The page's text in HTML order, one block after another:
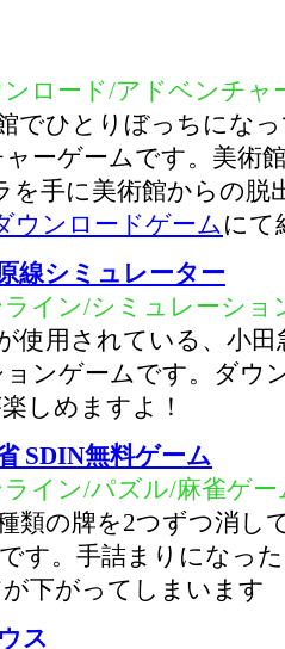
ロード/アドベンチャ
でひとりぼっちにな
ーゲームです。美術
を手に美術館からの脱
ウンロードゲームにて
線シミュレーター
イン/シミュレーショ
使用されている、小
ンゲームです。ダウ
しめますよ！
SDIN無料ゲーム
イン/パズル/麻雀ゲー
類の牌を2つずつ消し
す。手詰まりになっ
下がってしまいます
ス